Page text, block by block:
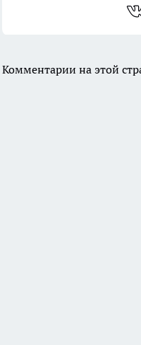
Комментарии на этой